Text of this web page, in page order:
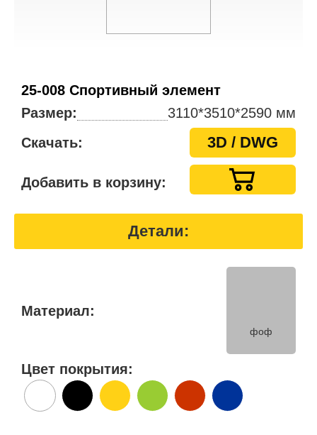
25-008 Спортивный элемент
Размер:
3110*3510*2590 мм
Скачать:
3D / DWG
Добавить в корзину:
Детали:
Материал:
фоф
Цвет покрытия: